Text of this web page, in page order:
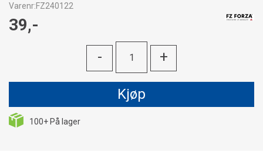
Varenr:FZ240122
39,-
- +
Kjøp
100+ På lager